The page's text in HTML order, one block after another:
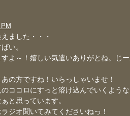
ました・・・
い。
よ～！嬉しい気遣いありがとね。じ
の方ですね！いらっしゃいませ！
ココロにすっと溶け込んでいくよう
と思っています。
ジオ聞いてみてくださいねっ！